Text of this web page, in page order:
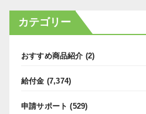
カテゴリー
おすすめ商品紹介 (2)
給付金 (7,374)
申請サポート (529)